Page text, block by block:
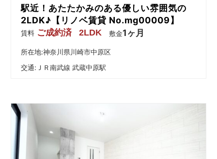
駅近！あたたかみのある優しい雰囲気の
2LDK♪【リノベ賃貸 No.mg00009】
賃料 ご成約済 2LDK 敷金1ヶ月
所在地:神奈川県川崎市中原区
交通: ＪＲ南武線 武蔵中原駅